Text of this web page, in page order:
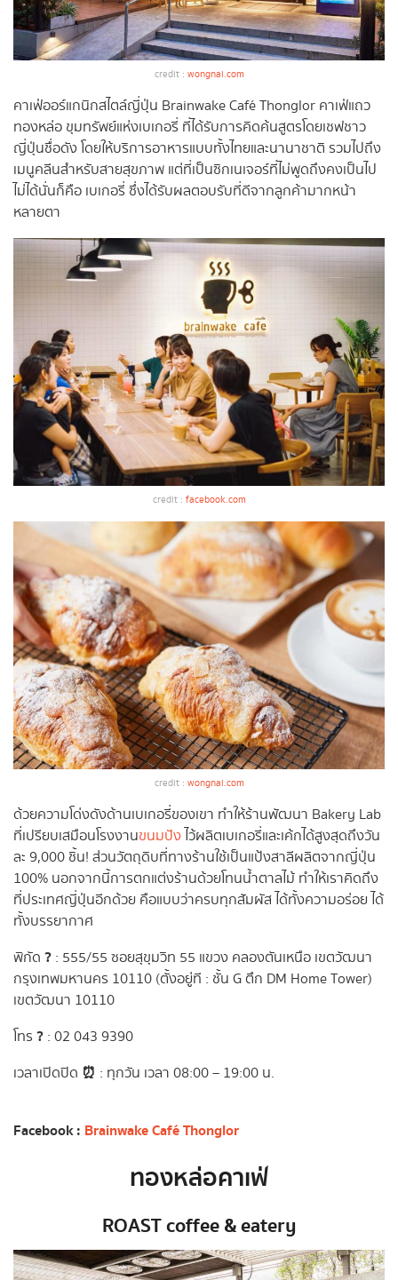
credit : wongnai.com
คาเฟ่ออร์แกนิกสไตล์ญี่ปุ่น Brainwake Café Thonglor คาเฟ่แถว
ทองหล่อ ขุมทรัพย์แห่งเบเกอรี่ ที่ได้รับการคิดค้นสูตรโดยเชฟชาว
ญี่ปุ่นชื่อดัง โดยให้บริการอาหารแบบทั้งไทยและนานาชาติ รวมไปถึง
เมนูคลีนสำหรับสายสุขภาพ แต่ที่เป็นซิกเนเจอร์ที่ไม่พูดถึงคงเป็นไป
ไม่ได้นั่นก็คือ เบเกอรี่ ซึ่งได้รับผลตอบรับที่ดีจากลูกค้ามากหน้า
หลายตา
credit : facebook.com
credit : wongnai.com
ด้วยความโด่งดังด้านเบเกอรี่ของเขา ทำให้ร้านพัฒนา Bakery Lab
ที่เปรียบเสมือนโรงงานขนมปัง ไว้ผลิตเบเกอรี่และเค้กได้สูงสุดถึงวัน
ละ 9,000 ชิ้น! ส่วนวัตถุดิบที่ทางร้านใช้เป็นแป้งสาลีผลิตจากญี่ปุ่น
100% นอกจากนี้การตกแต่งร้านด้วยโทนน้ำตาลไม้ ทำให้เราคิดถึง
ที่ประเทศญี่ปุ่นอีกด้วย คือแบบว่าครบทุกสัมผัส ได้ทั้งความอร่อย ได้
ทั้งบรรยากาศ
พิกัด ? : 555/55 ซอยสุขุมวิท 55 แขวง คลองตันเหนือ เขตวัฒนา
กรุงเทพมหานคร 10110 (ตั้งอยู่ที : ชั้น G ตึก DM Home Tower)
เขตวัฒนา 10110
โทร ? : 02 043 9390
เวลาเปิดปิด ⏰ : ทุกวัน เวลา 08:00 – 19:00 น.
Facebook: Brainwake Café Thonglor
ทองหล่อคาเฟ่
ROAST coffee & eatery